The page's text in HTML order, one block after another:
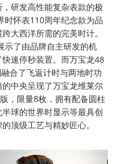
研发高性能复杂表款的极
时怀表110周年纪念款为品
大西洋所需的完美时计。
示了由品牌自主研发的机
速停秒装置。而万宝龙48
合了飞返计时与两地时功
中央呈现了万宝龙维莱尔
，限量8枚，拥有配备圆柱
球的世界时显示等最具创
顶级工艺与精妙匠心。